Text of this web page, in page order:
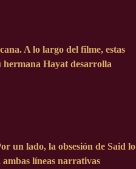
A lo largo del filme, estas
hermana Hayat desarrolla
un lado, la obsesión de Said lo
líneas narrativas